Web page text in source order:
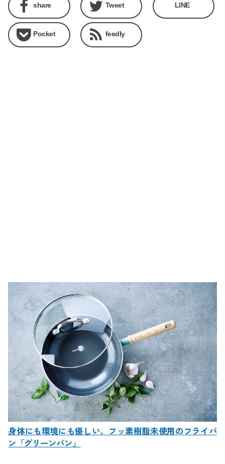
share Tweet LINE
Pocket feedly
身体にも環境にも優しい、フッ素樹脂未使用のフライパ
ン「グリーンパン」